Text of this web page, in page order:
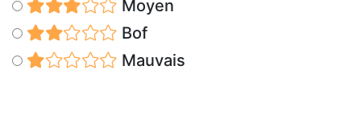
Moyen
Bof
Mauvais